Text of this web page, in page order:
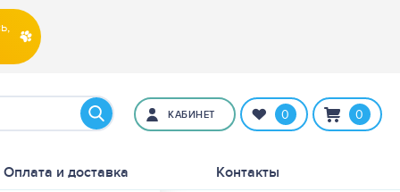
КАБИНЕТ 0 0
Оплата и доставка Контакты